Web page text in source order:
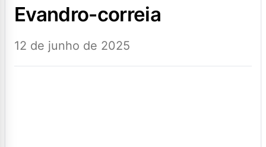
evandro-correia
12 de junho de 2025